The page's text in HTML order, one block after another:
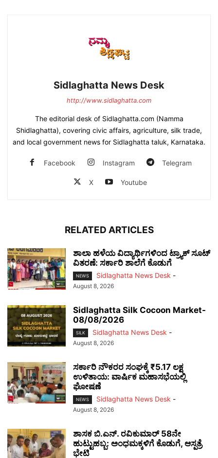
Sidlaghatta News Desk
http://www.sidlaghatta.com
The editorial desk of Sidlaghatta.com (Namma
Shidlaghatta), covering civic affairs, agriculture, silk trade,
and local government news for Sidlaghatta taluk, Karnataka.
Facebook Instagram Telegram
X Youtube
RELATED ARTICLES
ಶಾಲಾ ಹಳೆಯ ವಿದ್ಯಾರ್ಥಿಗಳಿಂದ ಟ್ರ್ಯಾಕ್‌ ಸೂಟ್
ವಿತರಣೆ: ಸರ್ಕಾರಿ ಶಾಲೆಗೆ ಕೊಡುಗೆ
NEWS Sidlaghatta News Desk -
August 8, 2026
Sidlaghatta Silk Cocoon Market-
08/08/2026
SILK Sidlaghatta News Desk -
August 8, 2026
ಸರ್ಕಾರಿ ನೌಕರರ ಸಂಘಕ್ಕೆ ₹5.17 ಲಕ್ಷ
ಉಳಿತಾಯ: ವಾರ್ಷಿಕ ಮಹಾಸಭೆಯಲ್ಲಿ
ಘೋಷಣೆ
NEWS Sidlaghatta News Desk -
August 8, 2026
ಶಾಸಕ ಬಿ.ಎನ್. ರವಿಕುಮಾರ್ 58ನೇ
ಹುಟ್ಟುಹಬ್ಬ: ಅಂಧಮಕ್ಕಳಿಗೆ ಕೊಡುಗೆ, ಆಸ್ಪತ್ರೆ
ಭೇಟಿ